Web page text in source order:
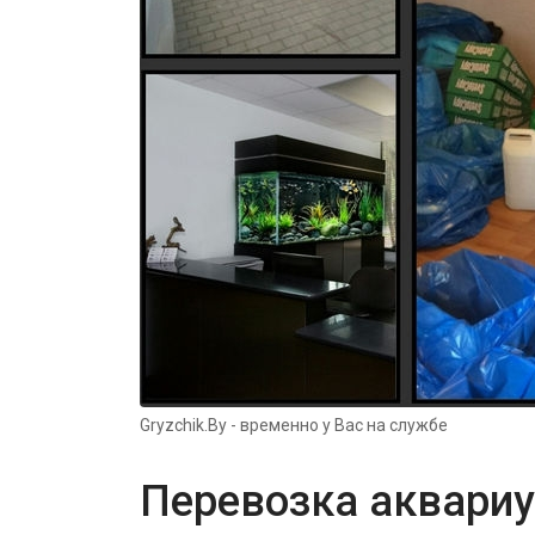
Gryzchik.By - временно у Вас на службе
Перевозка